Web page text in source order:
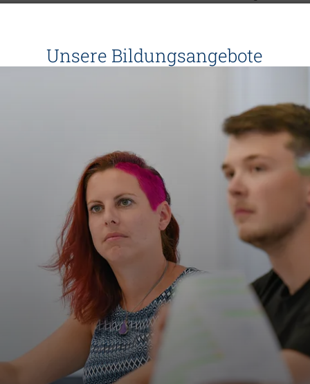
Unsere Bildungsangebote